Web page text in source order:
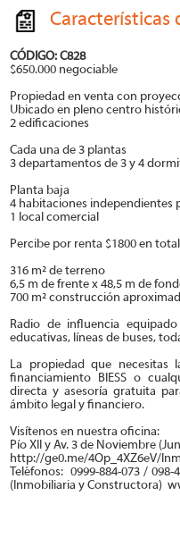
Características
CÓDIGO: C828
$650.000 negociable
Propiedad en venta con
Ubicado en pleno centro
2 edificaciones
Cada una de 3 plantas
3 departamentos de 3 y 4
Planta baja
4 habitaciones independientes
1 local comercial
Percibe por renta $1800 en total
316 m² de terreno
6,5 m de frente x 48,5 m de
700 m² construcción
Radio de influencia
educativas, líneas de buses,
La propiedad que necesitas
financiamiento BIESS o
directa y asesoría gratuita
ámbito legal y financiero.
Visítenos en nuestra oficina:
Pío XII y Av. 3 de Noviembre
http://ge0.me/4Op_4XZ6eV/
Teléfonos: 0999-884-073 /
(Inmobiliaria y Constructora)